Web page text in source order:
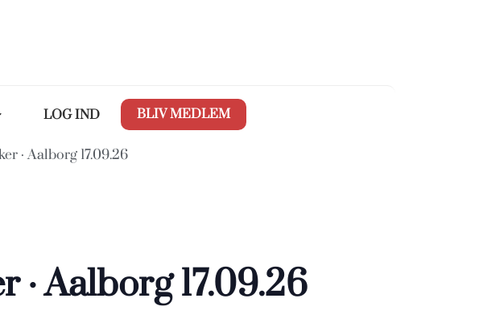
LOG IND BLIV MEDLEM
· Aalborg 17.09.26
Aalborg 17.09.26